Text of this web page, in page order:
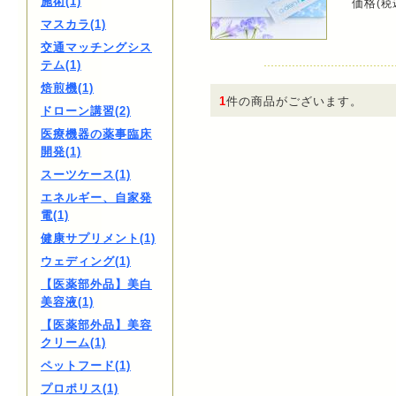
マスカラ(1)
交通マッチングシス
テム(1)
焙煎機(1)
ドローン講習(2)
医療機器の薬事臨床
開発(1)
スーツケース(1)
エネルギー、自家発
電(1)
健康サプリメント(1)
ウェディング(1)
【医薬部外品】美白
美容液(1)
【医薬部外品】美容
クリーム(1)
ペットフード(1)
プロポリス(1)
価格(税
1件の商品がございます。